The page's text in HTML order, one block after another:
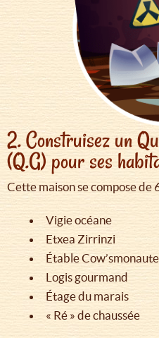
2. Construisez un
(Q.G) pour ses
Cette maison se compose de
Vigie océane
Etxea Zirrinzi
Étable Cow’smonaute
Logis gourmand
Étage du marais
« Ré » de chaussée